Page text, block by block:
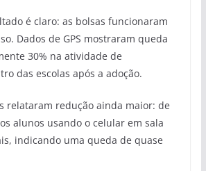
é claro: as bolsas funcionaram
Dados de GPS mostraram queda
30% na atividade de
das escolas após a adoção.
relataram redução ainda maior: de
alunos usando o celular em sala
indicando uma queda de quase